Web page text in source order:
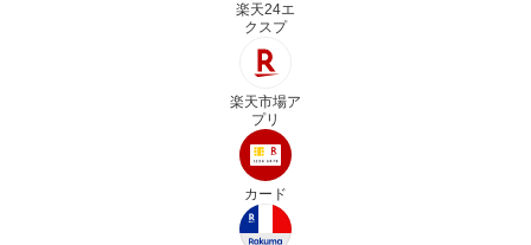
楽天24エ
クスプ
楽天市場ア
プリ
カード